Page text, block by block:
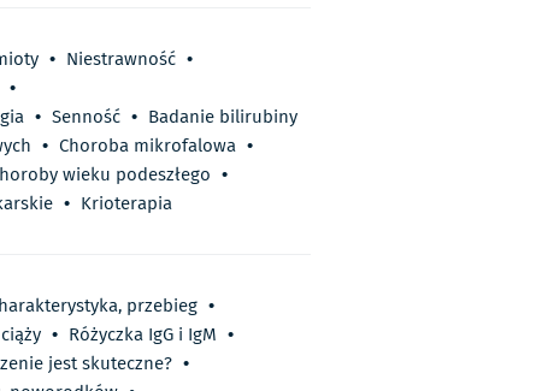
• Niestrawność •
•
• Senność • Badanie bilirubiny
• Choroba mikrofalowa •
wieku podeszłego •
• Krioterapia
przebieg •
• Różyczka IgG i IgM •
jest skuteczne? •